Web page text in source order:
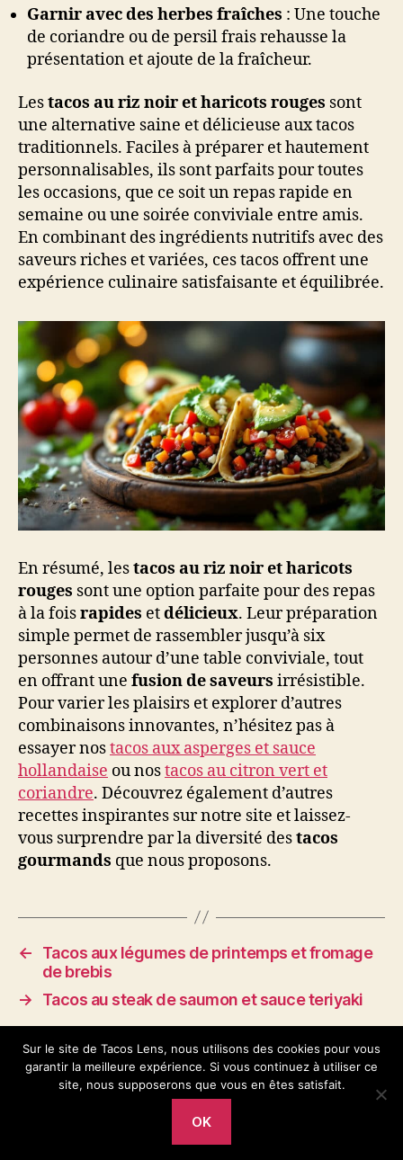
Garnir avec des herbes fraîches : Une touche
de coriandre ou de persil frais rehausse la
présentation et ajoute de la fraîcheur.
Lestacos au riz noir et haricots rouges sont
une alternative saine et délicieuse aux tacos
traditionnels. Faciles à préparer et hautement
personnalisables, ils sont parfaits pour toutes
les occasions, que ce soit un repas rapide en
semaine ou une soirée conviviale entre amis.
En combinant des ingrédients nutritifs avec des
saveurs riches et variées, ces tacos offrent une
expérience culinaire satisfaisante et équilibrée.
En résumé, lestacos au riz noir et haricots
rouges sont une option parfaite pour des repas
à la foisrapides etdélicieux. Leur préparation
simple permet de rassembler jusqu’à six
personnes autour d’une table conviviale, tout
en offrant une fusion de saveurs irrésistible.
Pour varier les plaisirs et explorer d’autres
combinaisons innovantes, n’hésitez pas à
essayer nostacos aux asperges et sauce
hollandaise ou nostacos au citron vert et
coriandre. Découvrez également d’autres
recettes inspirantes sur notre site et laissez-
vous surprendre par la diversité destacos
gourmands que nous proposons.
←
Tacos aux légumes de printemps et fromage
de brebis
→
Tacos au steak de saumon et sauce teriyaki
Sur le site de Tacos Lens, nous utilisons des cookies pour vous
garantir la meilleure expérience. Si vous continuez à utiliser ce
site, nous supposerons que vous en êtes satisfait.
OK